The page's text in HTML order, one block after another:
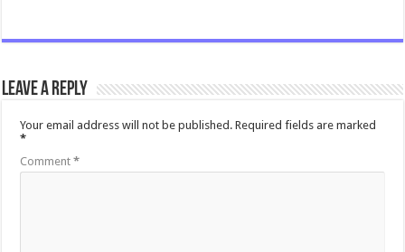
Leave a Reply
Your email address will not be published. Required fields are marked
*
Comment*